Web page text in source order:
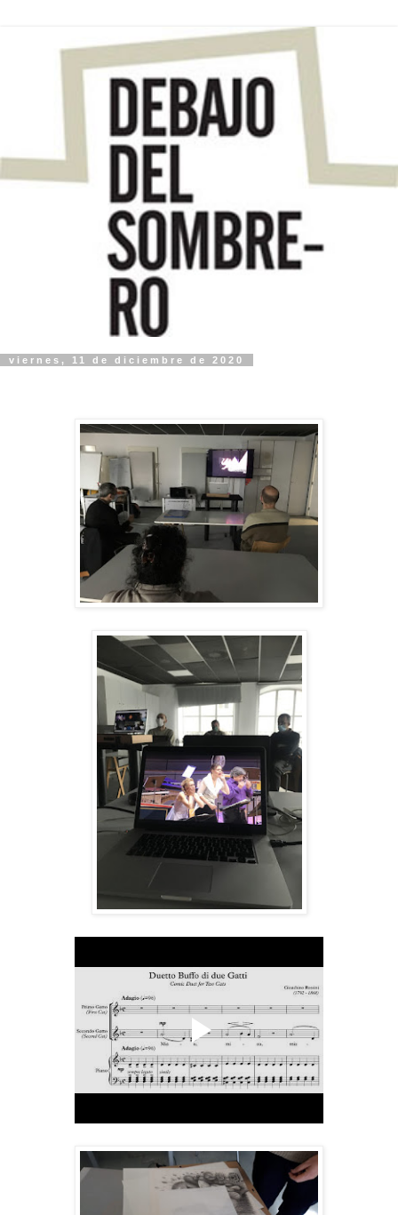
viernes, 11 de diciembre de 2020